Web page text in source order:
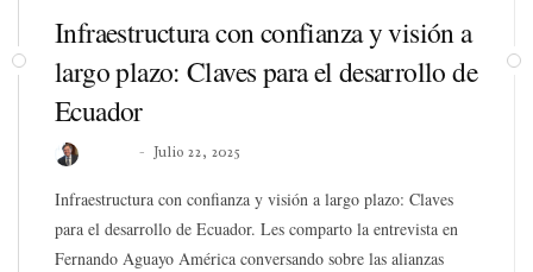
Infraestructura con confianza y visión a
largo plazo: Claves para el desarrollo de
Ecuador
Julio 22, 2025
Infraestructura con confianza y visión a largo plazo: Claves
para el desarrollo de Ecuador. Les comparto la entrevista en
Fernando Aguayo América conversando sobre las alianzas